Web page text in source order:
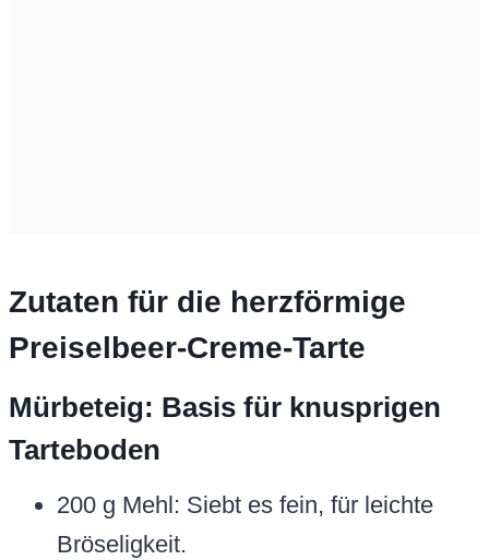
Zutaten für die herzförmige
Preiselbeer-Creme-Tarte
Mürbeteig: Basis für knusprigen
Tarteboden
200 g Mehl: Siebt es fein, für leichte
Bröseligkeit.